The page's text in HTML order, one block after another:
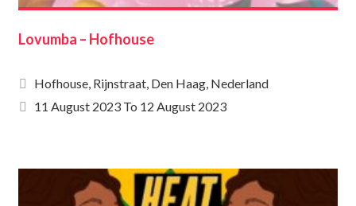
Lovumba – Hofhouse
Hofhouse, Rijnstraat, Den Haag, Nederland
11 August 2023 To 12 August 2023